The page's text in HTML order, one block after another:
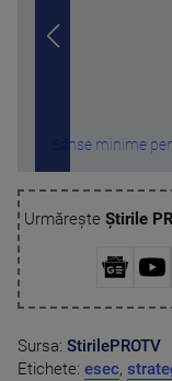
Şanse minime
Urmărește Știrile
Sursa: StirilePROTV
Etichete: esec,